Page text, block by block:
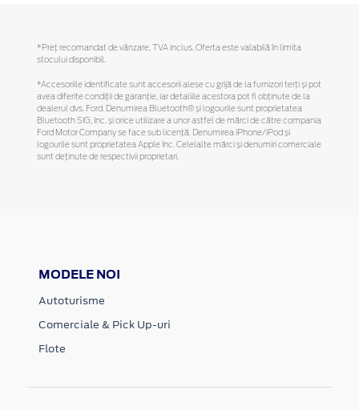
*Preţ recomandat de vânzare, TVA inclus. Oferta este valabilă în limita
stocului disponibil.
*Accesoriile identificate sunt accesorii alese cu grijă de la furnizori terți și pot
avea diferite condiții de garanție, iar detaliile acestora pot fi obținute de la
dealerul dvs. Ford. Denumirea Bluetooth® și logourile sunt proprietatea
Bluetooth SIG, Inc. și orice utilizare a unor astfel de mărci de către compania
Ford Motor Company se face sub licență. Denumirea iPhone/iPod și
logourile sunt proprietatea Apple Inc. Celelalte mărci și denumiri comerciale
sunt deținute de respectivii proprietari.
MODELE NOI
Autoturisme
Comerciale & Pick Up-uri
Flote